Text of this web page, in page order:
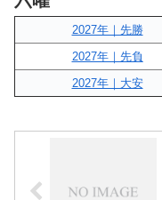
2027年｜先勝
2027年｜先負
2027年｜大安